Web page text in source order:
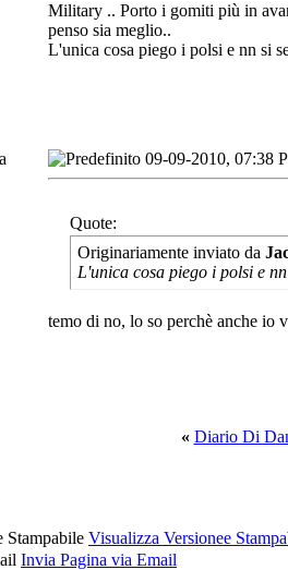
Military .. Porto i gomiti più in
penso sia meglio..
L'unica cosa piego i polsi e nn si
09-09-2010, 07:38
Quote:
Originariamente inviato da
L'unica cosa piego i polsi e
temo di no, lo so perchè anche io
« Diario Di
Visualizza Versionee
Invia Pagina via Email